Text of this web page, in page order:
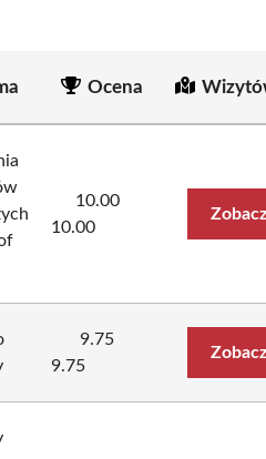
Ocena
10.00
10.00
9.75
9.75